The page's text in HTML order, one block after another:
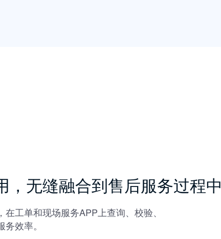
，无缝融合到售后服务过程中
工单和现场服务APP上查询、校验、
效率。